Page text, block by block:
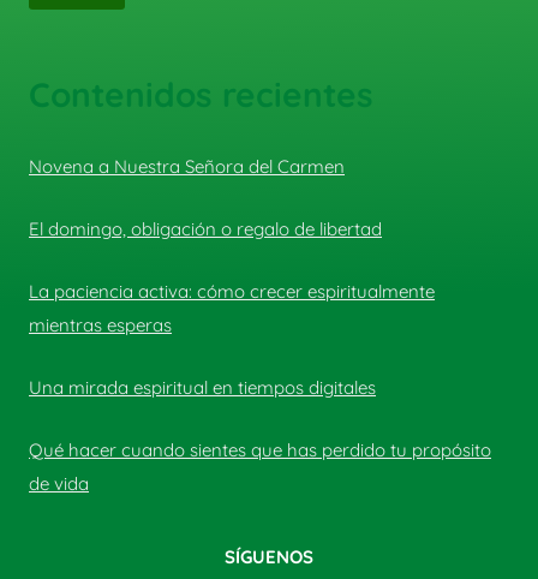
Contenidos recientes
Novena a Nuestra Señora del Carmen
El domingo, obligación o regalo de libertad
La paciencia activa: cómo crecer espiritualmente
mientras esperas
Una mirada espiritual en tiempos digitales
Qué hacer cuando sientes que has perdido tu propósito
de vida
SÍGUENOS